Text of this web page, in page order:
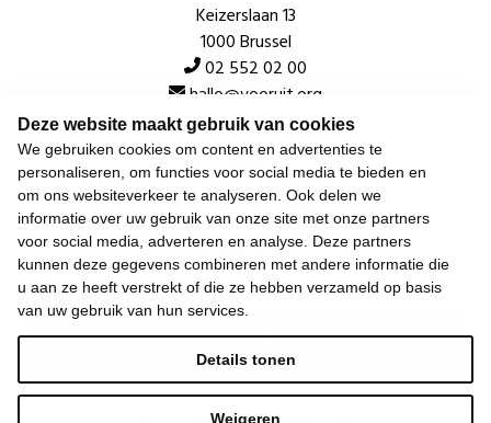
Deze website maakt gebruik van cookies
We gebruiken cookies om content en advertenties te
personaliseren, om functies voor social media te bieden en
om ons websiteverkeer te analyseren. Ook delen we
informatie over uw gebruik van onze site met onze partners
voor social media, adverteren en analyse. Deze partners
kunnen deze gegevens combineren met andere informatie die
u aan ze heeft verstrekt of die ze hebben verzameld op basis
van uw gebruik van hun services.
Weigeren
Details tonen
Keizerslaan 13
1000 Brussel
02 552 02 00
hallo@vooruit.org
Snel
Over de beweging
Algemeen
Laatste nieuws